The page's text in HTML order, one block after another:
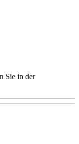
Sie in der